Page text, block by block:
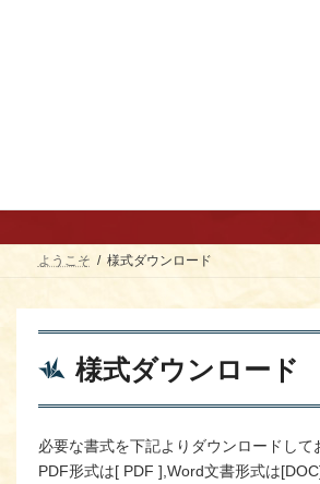
ようこそ 様式ダウンロード
様式ダウンロード
必要な書式を下記よりダウンロードして
PDF形式は[ PDF ],Word文書形式は